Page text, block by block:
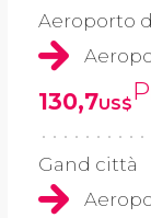
Aeroporto
130,7US$
Gand città